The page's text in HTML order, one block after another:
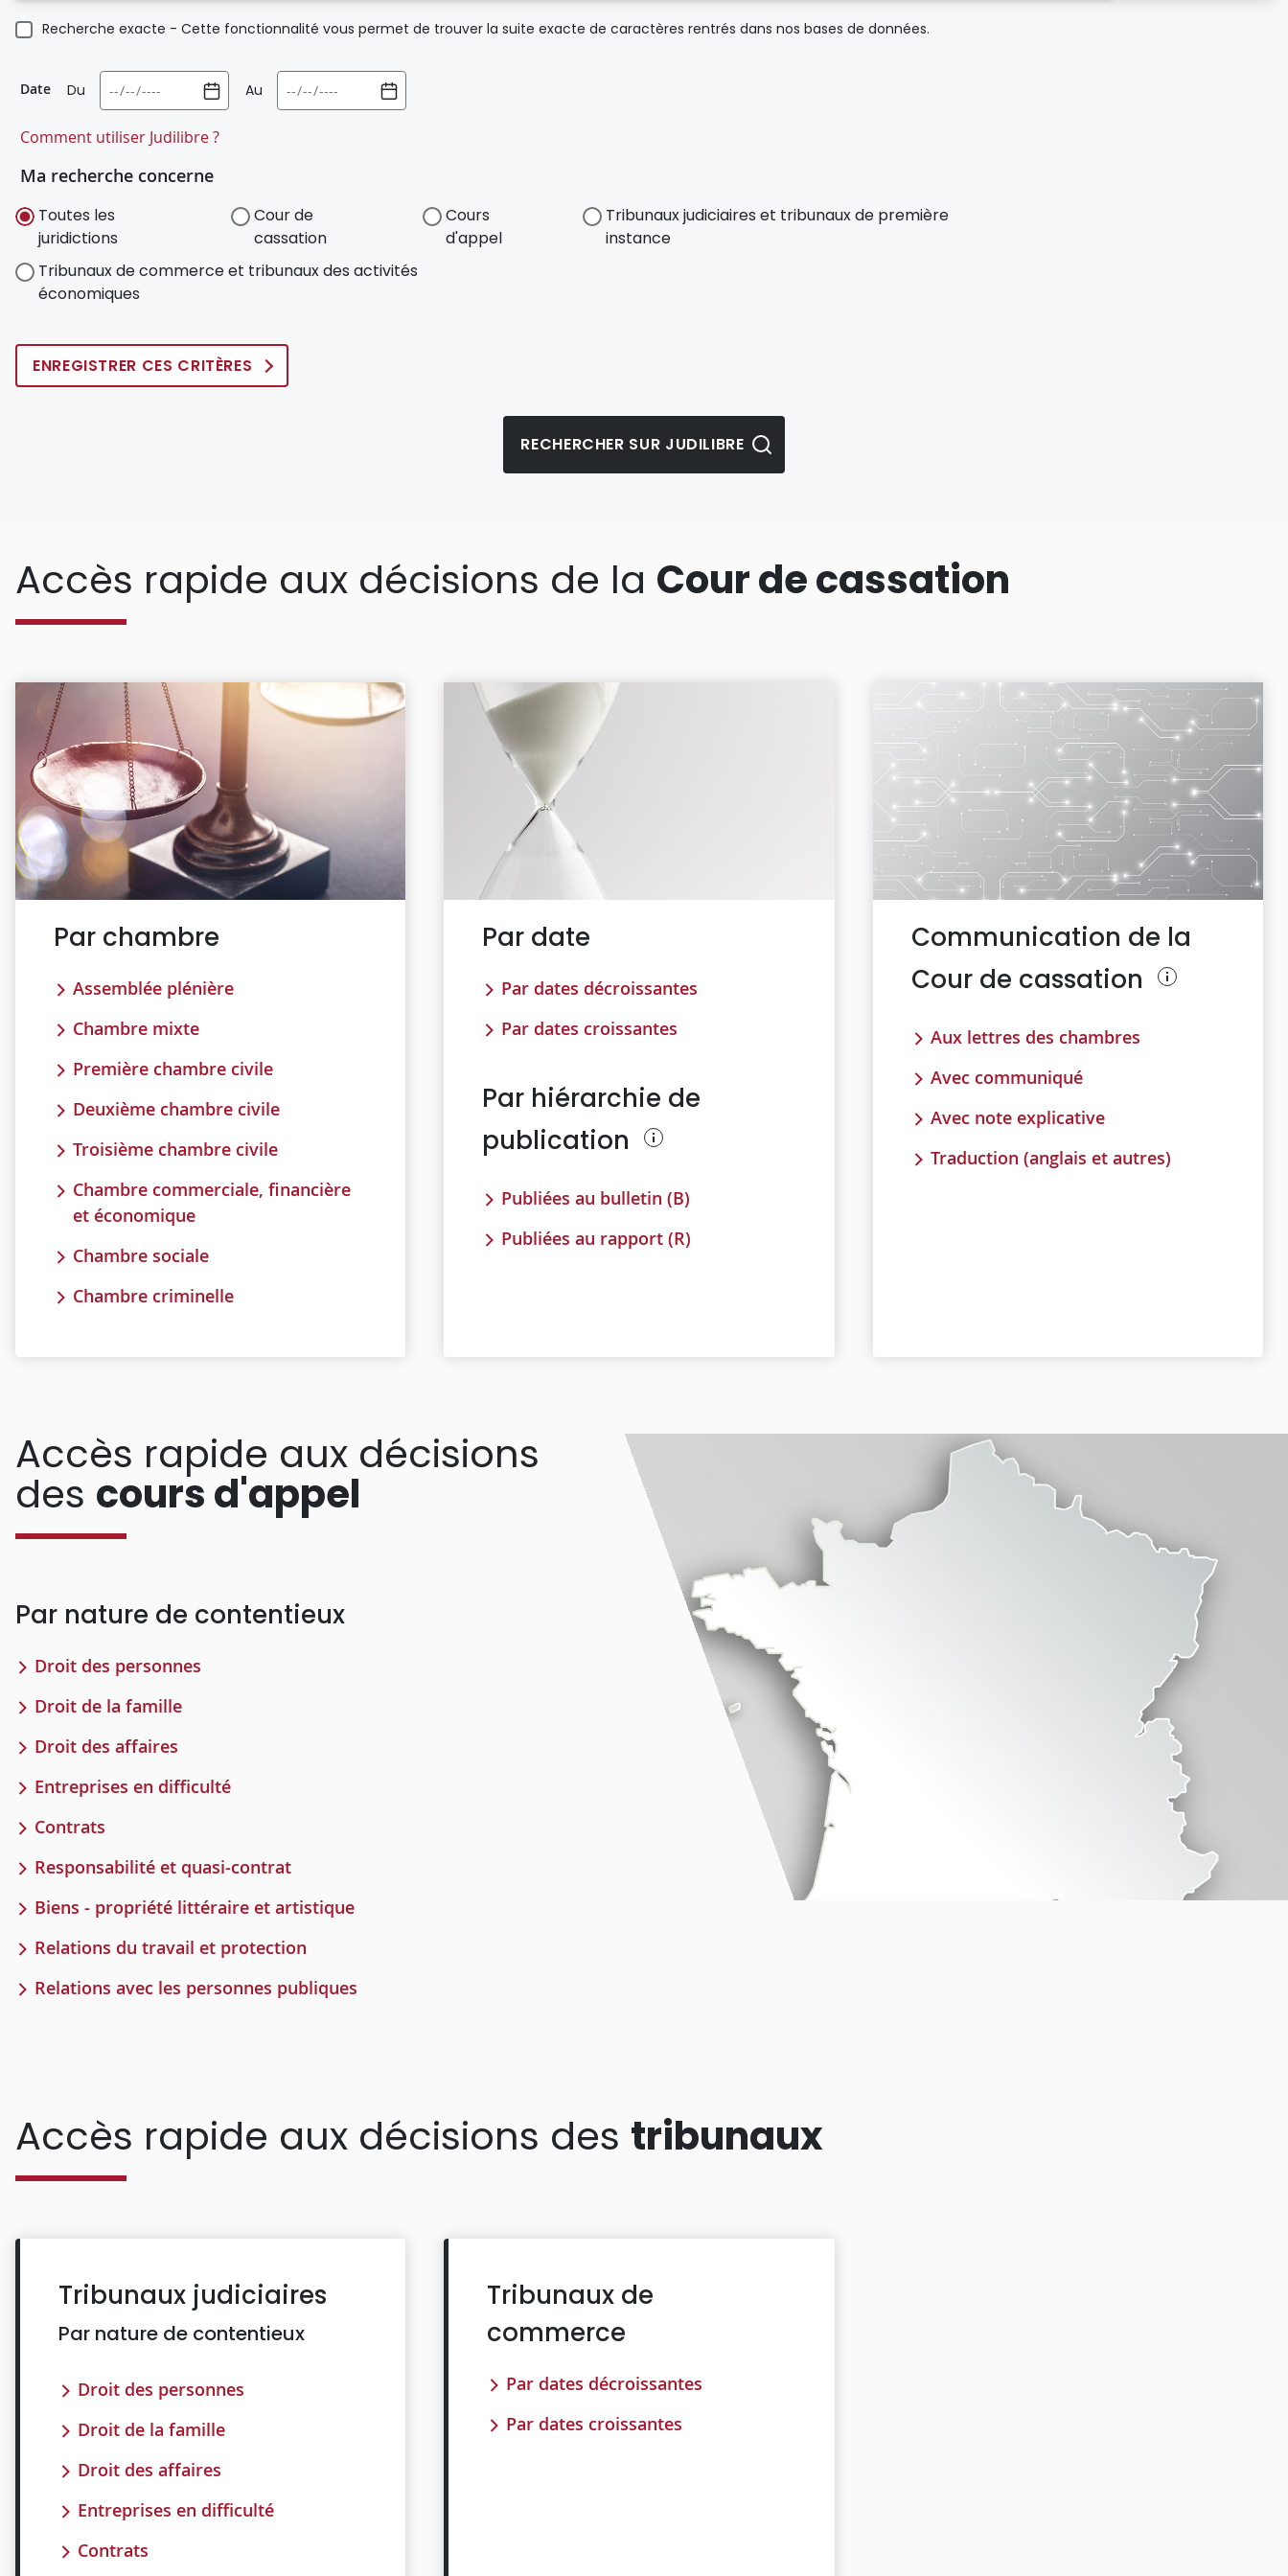
Recherche exacte - Cette fonctionnalité vous permet de trouver la suite exacte de caractères rentrés dans nos bases de données.
Date Du Au
Comment utiliser Judilibre ?
Ma recherche concerne
Toutes les
juridictions
Cour de
cassation
Cours
d'appel
Tribunaux judiciaires et tribunaux de première
instance
Tribunaux de commerce et tribunaux des activités
économiques
ENREGISTRER CES CRITÈRES
Accès rapide aux décisions de la Cour de cassation
Par chambre
Assemblée plénière
Chambre mixte
Première chambre civile
Deuxième chambre civile
Troisième chambre civile
Chambre commerciale, financière
et économique
Chambre sociale
Chambre criminelle
Par date
Par dates décroissantes
Par dates croissantes
Par hiérarchie de
publication
Publiées au bulletin (B)
Publiées au rapport (R)
Communication de la
Cour de cassation
Aux lettres des chambres
Avec communiqué
Avec note explicative
Traduction (anglais et autres)
Accès rapide aux décisions
des cours d'appel
Par nature de contentieux
Droit des personnes
Droit de la famille
Droit des affaires
Entreprises en difficulté
Contrats
Responsabilité et quasi-contrat
Biens - propriété littéraire et artistique
Relations du travail et protection
Relations avec les personnes publiques
Accès rapide aux décisions des tribunaux
Tribunaux judiciaires
Par nature de contentieux
Droit des personnes
Droit de la famille
Droit des affaires
Entreprises en difficulté
Contrats
Tribunaux de
commerce
Par dates décroissantes
Par dates croissantes